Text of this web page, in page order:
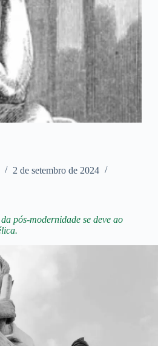
2 de setembro de 2024
pós-modernidade se deve ao